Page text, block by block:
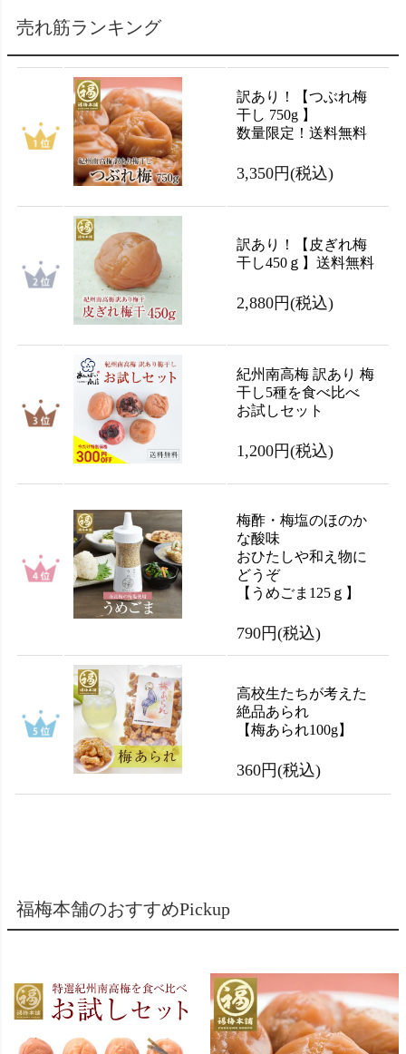
売れ筋ランキング
訳あり！【つぶれ梅
干し 750g 】
数量限定！送料無料
3,350円(税込)
訳あり！【皮ぎれ梅
干し450ｇ】送料無料
2,880円(税込)
紀州南高梅 訳あり 梅
干し5種を食べ比べ
お試しセット
1,200円(税込)
梅酢・梅塩のほのか
な酸味
おひたしや和え物に
どうぞ
【うめごま125ｇ】
790円(税込)
高校生たちが考えた
絶品あられ
【梅あられ100g】
360円(税込)
福梅本舗のおすすめPickup